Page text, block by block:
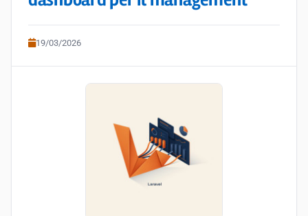
19/03/2026